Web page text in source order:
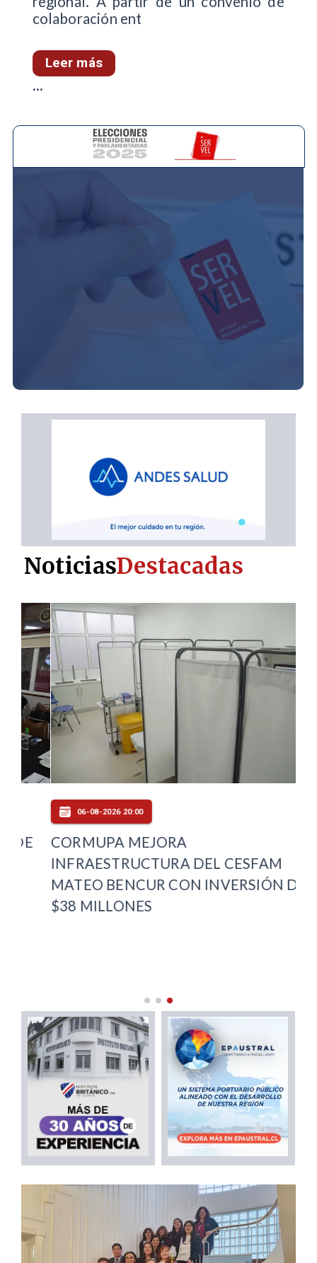
colaboración ent
Leer más
...
06-08-2026 20:00
CORMUPA MEJORA
INFRAESTRUCTURA DEL CESFAM
MATEO BENCUR CON INVERSIÓN DE
$38 MILLONES
NoticiasDestacadas